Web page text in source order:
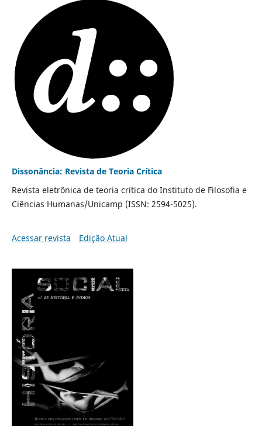
Dissonância: Revista de Teoria Crítica
Revista eletrônica de teoria crítica do Instituto de Filosofia e
Ciências Humanas/Unicamp (ISSN: 2594-5025).
Acessar revista Edição Atual